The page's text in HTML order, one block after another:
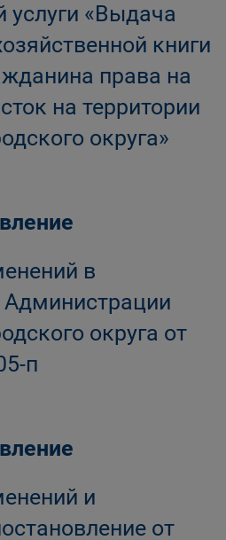
услуги «Выдача
книги
права на
на территории
округа»
в
Администрации
округа от
п
и
от